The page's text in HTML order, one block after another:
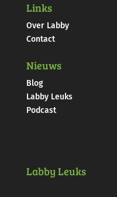
Links
Over Labby
Contact
Nieuws
Blog
Labby Leuks
Podcast
Labby Leuks